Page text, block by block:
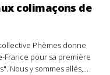
colimaçons de
Phèmes donne
France pour sa première
Nous y sommes allés,...